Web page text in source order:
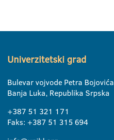
Univerzitetski grad
Bulevar vojvode Petra Bojovića
Banja Luka, Republika Srpska
+387 51 321 171
Faks: +387 51 315 694